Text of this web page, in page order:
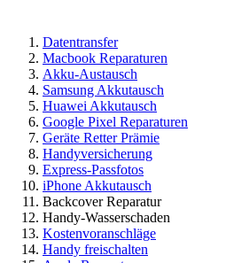
Datentransfer
Macbook Reparaturen
Akku-Austausch
Samsung Akkutausch
Huawei Akkutausch
Google Pixel Reparaturen
Geräte Retter Prämie
Handyversicherung
Express-Passfotos
iPhone Akkutausch
Backcover Reparatur
Handy-Wasserschaden
Kostenvoranschläge
Handy freischalten